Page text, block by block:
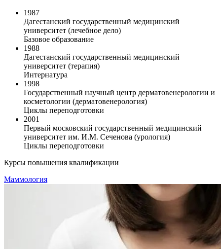
1987
Дагестанский государственный медицинский
университет (лечебное дело)
Базовое образование
1988
Дагестанский государственный медицинский
университет (терапия)
Интернатура
1998
Государственный научный центр дерматовенерологии и
косметологии (дерматовенерология)
Циклы переподготовки
2001
Первый московский государственный медицинский
университет им. И.М. Сеченова (урология)
Циклы переподготовки
Курсы повышения квалификации
Маммология